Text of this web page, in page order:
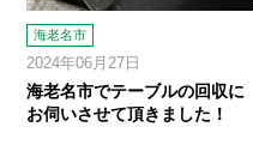
海老名市
2024年06月27日
海老名市でテーブルの回収に
お伺いさせて頂きました！